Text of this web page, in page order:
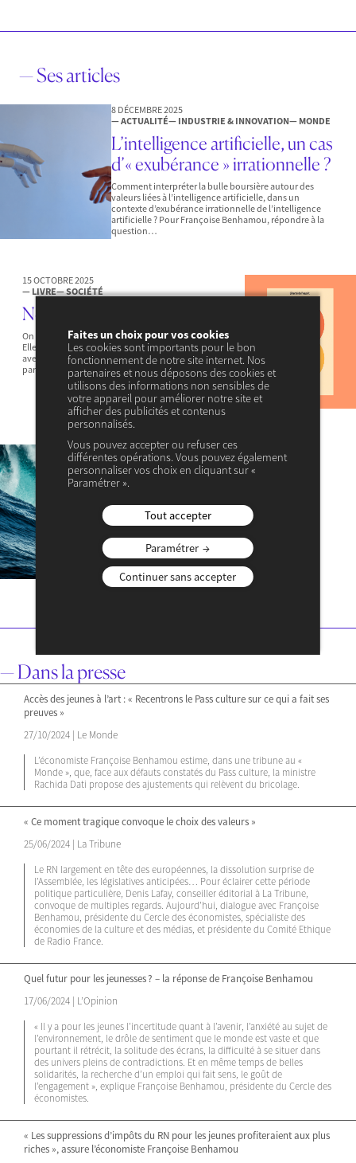
— Ses articles
8 DÉCEMBRE 2025
— ACTUALITÉ— INDUSTRIE & INNOVATION— MONDE
L’intelligence artificielle, un cas
d’« exubérance » irrationnelle ?
Comment interpréter la bulle boursière autour des
valeurs liées à l’intelligence artificielle, dans un
contexte d’exubérance irrationnelle de l’intelligence
artificielle ? Pour Françoise Benhamou, répondre à la
question…
15 OCTOBRE 2025
— LIVRE— SOCIÉTÉ
Négligences
On a tort de négliger la négligence, car elle est partout.
Elle est devenue un phénomène économique majeur
avec le développement des plateformes numériques
par lesquelles nous accédons…
15 OCTOBRE 2025
— ACTUALITÉ
— MACROÉCONOMIE & POLITIQUES PUBLIQUES
risque d’échouer » ?
Pour Françoise Benhamou, l’attitude du personnel
politique, en faisant fi de toute considération
budgétaire, relève d’une triple négligence éthique,
intellectuelle et démocratique. Sébastien Lecornu
vient de constituer un…
— Dans la presse
Accès des jeunes à l’art : « Recentrons le Pass culture sur ce qui a fait ses
preuves »
27/10/2024 | Le Monde
L’économiste Françoise Benhamou estime, dans une tribune au «
Monde », que, face aux défauts constatés du Pass culture, la ministre
Rachida Dati propose des ajustements qui relèvent du bricolage.
« Ce moment tragique convoque le choix des valeurs »
25/06/2024 | La Tribune
Le RN largement en tête des européennes, la dissolution surprise de
l’Assemblée, les législatives anticipées… Pour éclairer cette période
politique particulière, Denis Lafay, conseiller éditorial à La Tribune,
convoque de multiples regards. Aujourd’hui, dialogue avec Françoise
Benhamou, présidente du Cercle des économistes, spécialiste des
économies de la culture et des médias, et présidente du Comité Ethique
de Radio France.
Quel futur pour les jeunesses ? – la réponse de Françoise Benhamou
17/06/2024 | L’Opinion
« Il y a pour les jeunes l’incertitude quant à l’avenir, l’anxiété au sujet de
l’environnement, le drôle de sentiment que le monde est vaste et que
pourtant il rétrécit, la solitude des écrans, la difficulté à se situer dans
des univers pleins de contradictions. Et en même temps de belles
solidarités, la recherche d’un emploi qui fait sens, le goût de
l’engagement », explique Françoise Benhamou, présidente du Cercle des
économistes.
« Les suppressions d’impôts du RN pour les jeunes profiteraient aux plus
riches », assure l’économiste Françoise Benhamou
Faites un choix pour vos cookies
Les cookies sont importants pour le bon
fonctionnement de notre site internet. Nos
partenaires et nous déposons des cookies et
utilisons des informations non sensibles de
votre appareil pour améliorer notre site et
afficher des publicités et contenus
personnalisés.
Vous pouvez accepter ou refuser ces
différentes opérations. Vous pouvez également
personnaliser vos choix en cliquant sur «
Paramétrer ».
Tout accepter
Paramétrer
Continuer sans accepter